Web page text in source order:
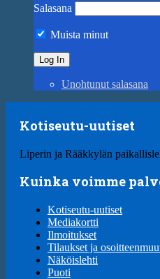
Salasana
Muista minut
Unohtunut salasana
Kotiseutu-uutiset
Liperin ja Rääkkylän
Kuinka voimme
Kotiseutu-uutiset
Mediakortti
Ilmoitukset
Tilaukset ja
Näköislehti
Puoti